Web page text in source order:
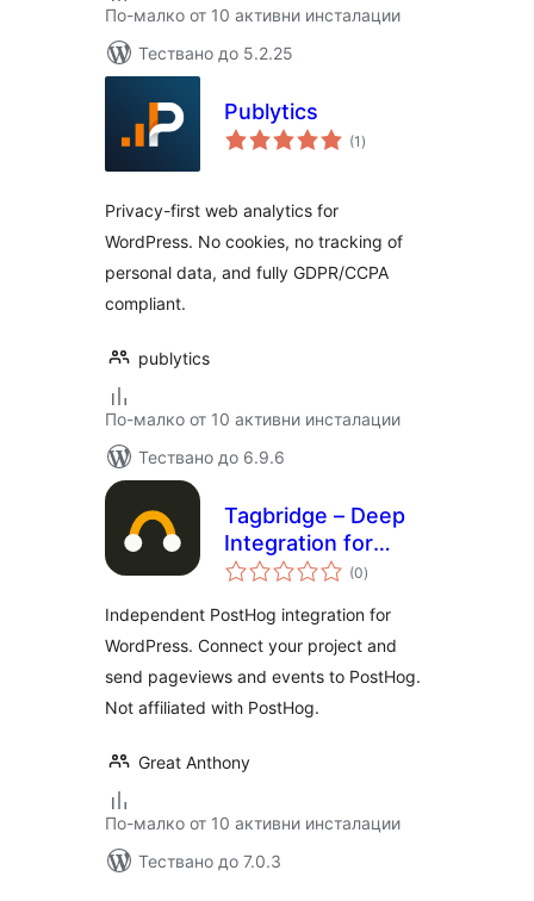
По-малко от 10 активни инсталации
Тествано до 5.2.25
Publytics
(1 общо
оценки
)
Privacy-first web analytics for
WordPress. No cookies, no tracking of
personal data, and fully GDPR/CCPA
compliant.
publytics
По-малко от 10 активни инсталации
Тествано до 6.9.6
Tagbridge – Deep
Integration for
PostHog
(0общо
оценки
)
Independent PostHog integration for
WordPress. Connect your project and
send pageviews and events to PostHog.
Not affiliated with PostHog.
Great Anthony
По-малко от 10 активни инсталации
Тествано до 7.0.3